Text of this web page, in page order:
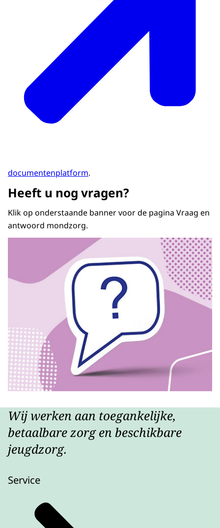
prestaties E57 en E40.
Daarnaast zijn verschillende
wijzigingsverzoeken in andere hoofdstukken
besproken. Ook zijn de prestaties waar nodig
verduidelijkt.
deze beleidsregel
documentenplatform.
Heeft u nog vragen?
Klik op onderstaande banner voor de pagina Vraag en
antwoord mondzorg.
Wij werken aan toegankelijke,
betaalbare zorg en beschikbare
jeugdzorg.
Service